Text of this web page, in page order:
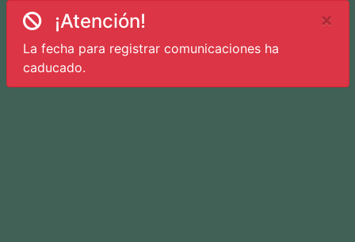
×
¡Atención!
La fecha para registrar comunicaciones ha
caducado.